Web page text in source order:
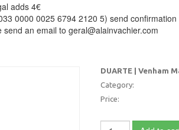
DUARTE | Venham
Category:
Price:
adds 4€
0000 0025 6794 2120 5) send
an email to geral@alainvachier.com